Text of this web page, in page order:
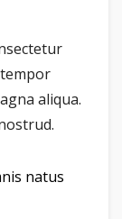
aliqua.
natus